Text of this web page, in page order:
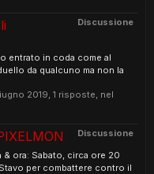
Discussione
entrato in coda come al
da qualcuno ma non la
2019, 1 risposte, nel
Discussione
& ora: Sabato, circa ore 20
per combattere contro il